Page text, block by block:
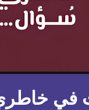
في